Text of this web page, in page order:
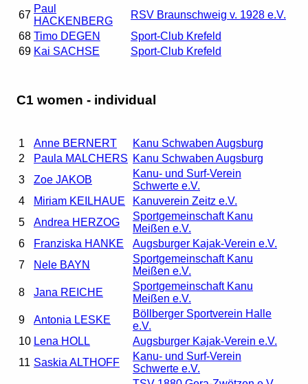
67
Paul
HACKENBERG
RSV Braunschweig v. 1928 e.V.
68 Timo DEGEN
Sport-Club Krefeld
69 Kai SACHSE Sport-Club Krefeld
C1 women - individual
1 Anne BERNERT
Kanu Schwaben Augsburg
2
Paula MALCHERS Kanu Schwaben Augsburg
3
Zoe JAKOB
Kanu- und Surf-Verein
Schwerte e.V.
4
Miriam KEILHAUE
Kanuverein Zeitz e.V.
5
Andrea HERZOG
Sportgemeinschaft Kanu
Meißen e.V.
6
Franziska HANKE
Augsburger Kajak-Verein e.V.
7
Nele BAYN
Sportgemeinschaft Kanu
Meißen e.V.
8
Jana REICHE
Sportgemeinschaft Kanu
Meißen e.V.
9
Antonia LESKE
Böllberger Sportverein Halle
e.V.
10 Lena HOLL
Augsburger Kajak-Verein e.V.
11 Saskia ALTHOFF
Kanu- und Surf-Verein
Schwerte e.V.